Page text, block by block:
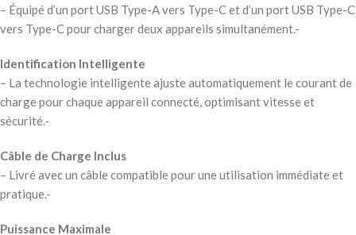
– Équipé d’un port USB Type-A vers Type-C et d’un port USB Type-C
vers Type-C pour charger deux appareils simultanément.-
Identification Intelligente
– La technologie intelligente ajuste automatiquement le courant de
charge pour chaque appareil connecté, optimisant vitesse et
sécurité.-
Câble de Charge Inclus
– Livré avec un câble compatible pour une utilisation immédiate et
pratique.-
Puissance Maximale